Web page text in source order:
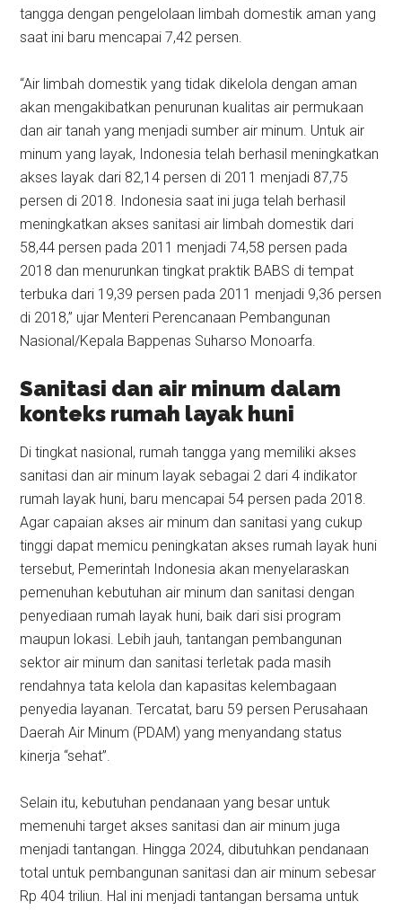
tangga dengan pengelolaan limbah domestik aman yang
saat ini baru mencapai 7,42 persen.
“Air limbah domestik yang tidak dikelola dengan aman
akan mengakibatkan penurunan kualitas air permukaan
dan air tanah yang menjadi sumber air minum. Untuk air
minum yang layak, Indonesia telah berhasil meningkatkan
akses layak dari 82,14 persen di 2011 menjadi 87,75
persen di 2018. Indonesia saat ini juga telah berhasil
meningkatkan akses sanitasi air limbah domestik dari
58,44 persen pada 2011 menjadi 74,58 persen pada
2018 dan menurunkan tingkat praktik BABS di tempat
terbuka dari 19,39 persen pada 2011 menjadi 9,36 persen
di 2018,” ujar Menteri Perencanaan Pembangunan
Nasional/Kepala Bappenas Suharso Monoarfa.
Sanitasi dan air minum dalam
konteks rumah layak huni
Di tingkat nasional, rumah tangga yang memiliki akses
sanitasi dan air minum layak sebagai 2 dari 4 indikator
rumah layak huni, baru mencapai 54 persen pada 2018.
Agar capaian akses air minum dan sanitasi yang cukup
tinggi dapat memicu peningkatan akses rumah layak huni
tersebut, Pemerintah Indonesia akan menyelaraskan
pemenuhan kebutuhan air minum dan sanitasi dengan
penyediaan rumah layak huni, baik dari sisi program
maupun lokasi. Lebih jauh, tantangan pembangunan
sektor air minum dan sanitasi terletak pada masih
rendahnya tata kelola dan kapasitas kelembagaan
penyedia layanan. Tercatat, baru 59 persen Perusahaan
Daerah Air Minum (PDAM) yang menyandang status
kinerja “sehat”.
Selain itu, kebutuhan pendanaan yang besar untuk
memenuhi target akses sanitasi dan air minum juga
menjadi tantangan. Hingga 2024, dibutuhkan pendanaan
total untuk pembangunan sanitasi dan air minum sebesar
Rp 404 triliun. Hal ini menjadi tantangan bersama untuk